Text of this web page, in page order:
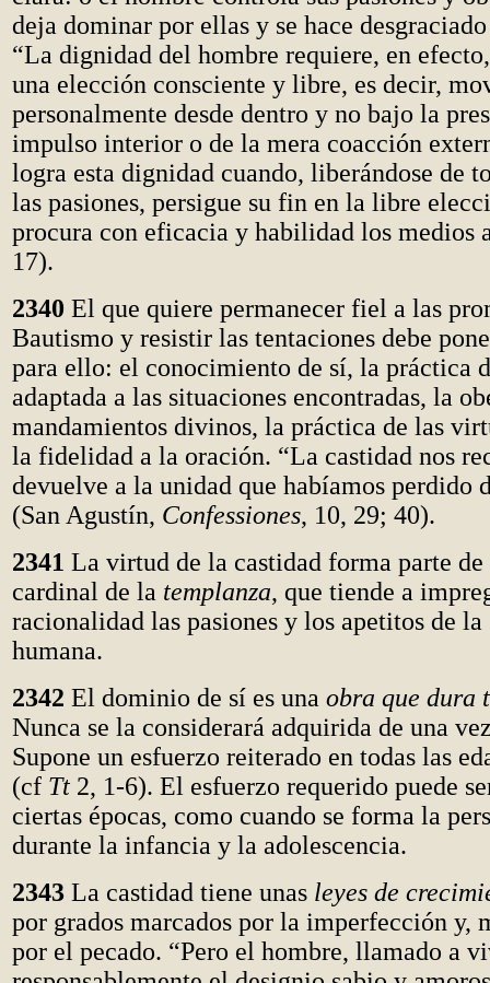
deja dominar por ellas y se hace
“La dignidad del hombre requiere, en
una elección consciente y libre, es decir,
personalmente desde dentro y no bajo la
impulso interior o de la mera coacción
logra esta dignidad cuando, liberándose de
las pasiones, persigue su fin en la libre
procura con eficacia y habilidad los medios
17).
2340 El que quiere permanecer fiel a las
Bautismo y resistir las tentaciones debe
para ello: el conocimiento de sí, la práctica
adaptada a las situaciones encontradas, la
mandamientos divinos, la práctica de las
la fidelidad a la oración. “La castidad nos
devuelve a la unidad que habíamos perdido
(San Agustín, Confessiones, 10, 29; 40).
2341 La virtud de la castidad forma parte
cardinal de la templanza, que tiende a
racionalidad las pasiones y los apetitos de
humana.
2342 El dominio de sí es una obra que dura
Nunca se la considerará adquirida de una
Supone un esfuerzo reiterado en todas las
(cf Tt 2, 1-6). El esfuerzo requerido puede
ciertas épocas, como cuando se forma la
durante la infancia y la adolescencia.
2343 La castidad tiene unas leyes de
por grados marcados por la imperfección y,
por el pecado. “Pero el hombre, llamado a